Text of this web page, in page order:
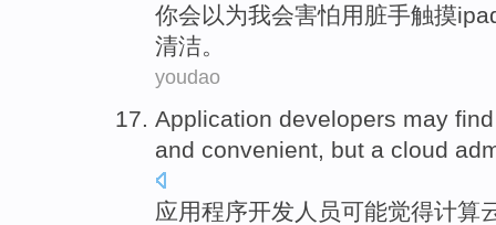
你会以为我会害怕用 脏手触摸
清洁。
youdao
Application developers may find
and convenient, but a cloud
应用程序开发人员可能觉得计算